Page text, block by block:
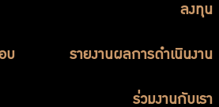
ลงทุน
บ รายงานผลการดำเนินงาน
ร่วมงานกับเรา